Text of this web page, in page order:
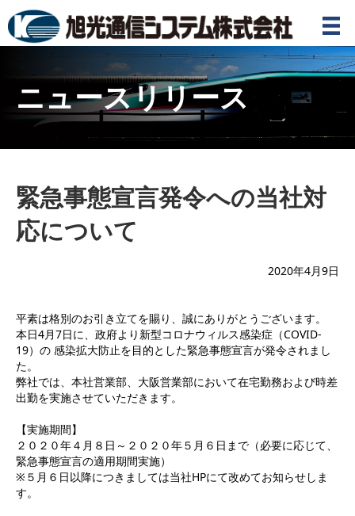
ニュースリリース
緊急事態宣言発令への当社対
応について
2020年4月9日
平素は格別のお引き立てを賜り、誠にありがとうございます。
本日4月7日に、政府より新型コロナウィルス感染症（COVID-
19）の 感染拡大防止を目的とした緊急事態宣言が発令されまし
た。
弊社では、本社営業部、大阪営業部において在宅勤務および時差
出勤を実施させていただきます。
【実施期間】
２０２０年４月８日～２０２０年５月６日まで（必要に応じて、
緊急事態宣言の適用期間実施）
※５月６日以降につきましては当社HPにて改めてお知らせしま
す。